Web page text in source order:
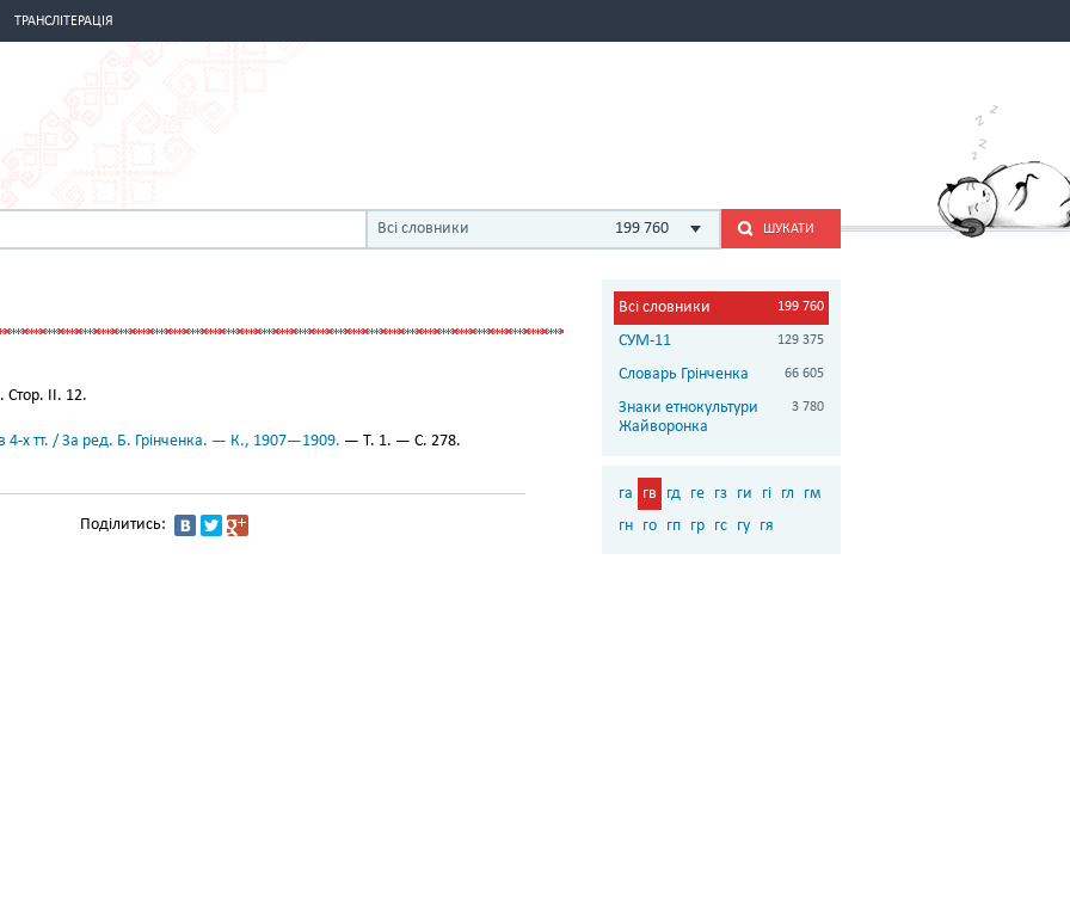
ТРАНСЛІТЕРАЦІЯ
Всі словники 199 760 ШУКАТИ
Стор. II. 12.
4-х тт. / За ред. Б. Грінченка. — К., 1907—1909. — Т. 1. — С. 278.
Поділитись:
Всі словники 199 760
СУМ-11 129 375
Словарь Грінченка 66 605
Знаки етнокультури
Жайворонка
3 780
га гв гд ге гз ги гі гл
гм
гн го гп гр гс гу гя